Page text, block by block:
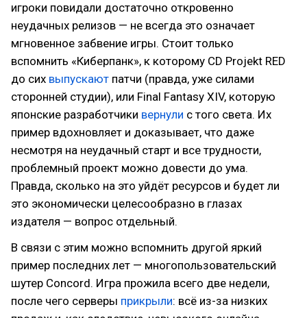
игроки повидали достаточно откровенно
неудачных релизов — не всегда это означает
мгновенное забвение игры. Стоит только
вспомнить «Киберпанк», к которому CD Projekt RED
до сих выпускают патчи (правда, уже силами
сторонней студии), или Final Fantasy XIV, которую
японские разработчики вернули с того света. Их
пример вдохновляет и доказывает, что даже
несмотря на неудачный старт и все трудности,
проблемный проект можно довести до ума.
Правда, сколько на это уйдёт ресурсов и будет ли
это экономически целесообразно в глазах
издателя — вопрос отдельный.
В связи с этим можно вспомнить другой яркий
пример последних лет — многопользовательский
шутер Concord. Игра прожила всего две недели,
после чего серверы прикрыли: всё из-за низких